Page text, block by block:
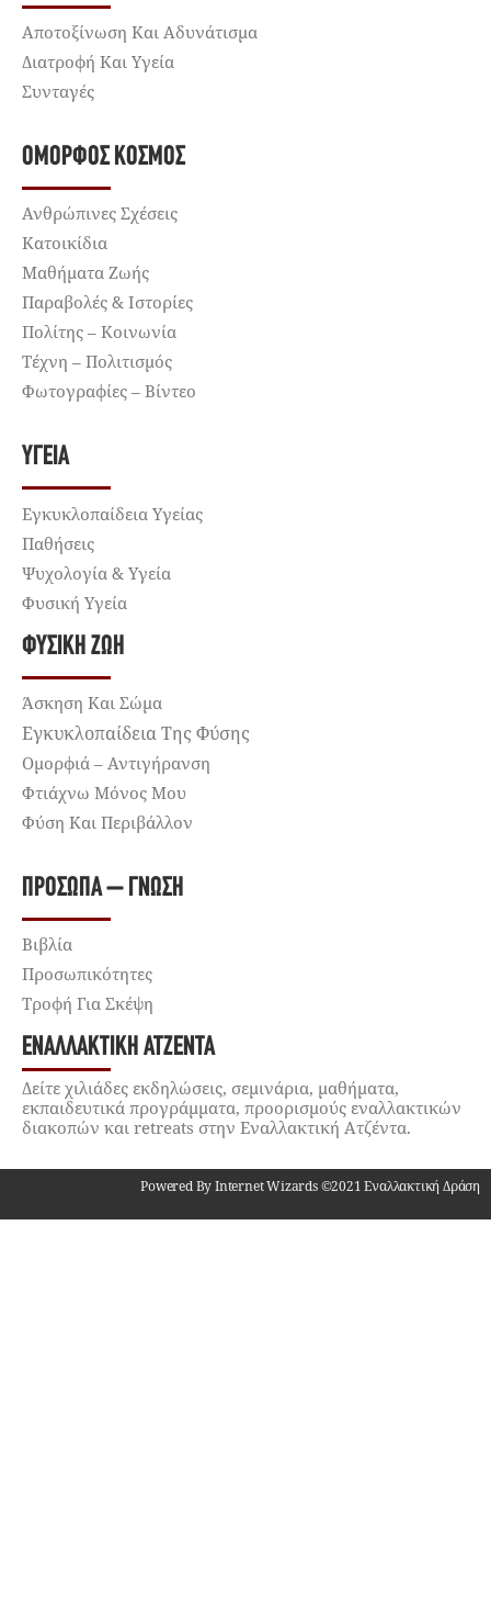
Αποτοξίνωση Και Αδυνάτισμα
Διατροφή Και Υγεία
Συνταγές
ΌΜΟΡΦΟΣ ΚΌΣΜΟΣ
Ανθρώπινες Σχέσεις
Κατοικίδια
Μαθήματα Ζωής
Παραβολές & Ιστορίες
Πολίτης – Κοινωνία
Τέχνη – Πολιτισμός
Φωτογραφίες – Βίντεο
ΥΓΕΊΑ
Εγκυκλοπαίδεια Υγείας
Παθήσεις
Ψυχολογία & Υγεία
Φυσική Υγεία
ΦΥΣΙΚΉ ΖΩΉ
Άσκηση Και Σώμα
Εγκυκλοπαίδεια Της Φύσης
Ομορφιά – Αντιγήρανση
Φτιάχνω Μόνος Μου
Φύση Και Περιβάλλον
ΠΡΌΣΩΠΑ – ΓΝΏΣΗ
Βιβλία
Προσωπικότητες
Τροφή Για Σκέψη
ΕΝΑΛΛΑΚΤΙΚΉ ΑΤΖΈΝΤΑ
Δείτε χιλιάδες εκδηλώσεις, σεμινάρια, μαθήματα,
εκπαιδευτικά προγράμματα, προορισμούς εναλλακτικών
διακοπών και retreats στην Εναλλακτική Ατζέντα.
Powered By Internet Wizards ©2021 Εναλλακτική Δράση